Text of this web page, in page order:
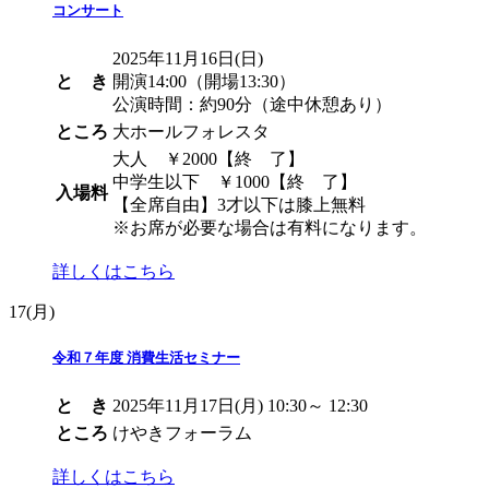
コンサート
と き
2025年11月16日(日)
開演14:00（開場13:30）
公演時間：約90分（途中休憩あり）
ところ 大ホールフォレスタ
入場料
大人 ￥2000 【終 了】
中学生以下 ￥1000 【終 了】
【全席自由】3才以下は膝上無料
※お席が必要な場合は有料になります。
詳しくはこちら
17(月)
令和７年度 消費生活セミナー
と き 2025年11月17日(月) 10:30～ 12:30
ところ けやきフォーラム
詳しくはこちら